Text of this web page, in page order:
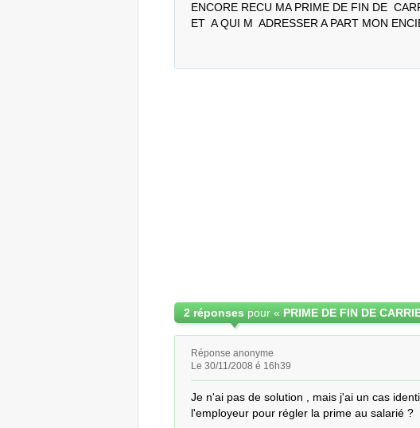
ENCORE RECU MA PRIME DE FIN DE
ET  A QUI M  ADRESSER A PART MON
2 réponses pour « PRIME DE FIN DE
Réponse anonyme
Le 30/11/2008 é 16h39
Je n'ai pas de solution , mais j'ai un cas
l'employeur pour régler la prime au salarié ?